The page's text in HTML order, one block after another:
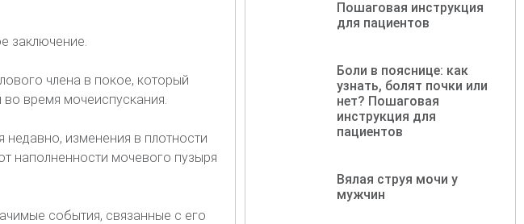
заключение.
члена в покое, который
время мочеиспускания.
изменения в плотности
наполненности мочевого пузыря
события, связанные с его
Пошаговая инструкция
для пациентов
Боли в пояснице: как
узнать, болят почки или
нет? Пошаговая
инструкция для
пациентов
Вялая струя мочи у
мужчин